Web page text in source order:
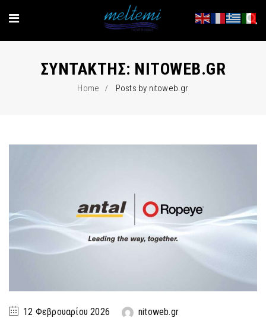
ΣΥΝΤΆΚΤΗΣ: NITOWEB.GR
Home Posts by nitoweb.gr
12 Φεβρουαρίου 2026 nitoweb.gr